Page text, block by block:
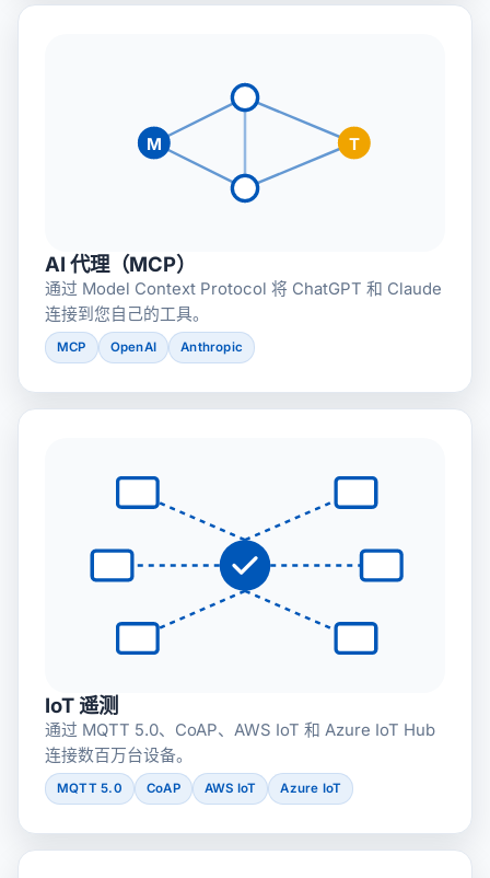
M T
AI 代理（MCP）
通过 Model Context Protocol 将 ChatGPT 和 Claude
连接到您自己的工具。
MCP OpenAI Anthropic
IoT 遥测
通过 MQTT 5.0、CoAP、AWS IoT 和 Azure IoT Hub
连接数百万台设备。
MQTT 5.0 CoAP AWS IoT Azure IoT